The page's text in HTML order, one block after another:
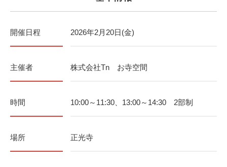
開催日程 2026年2月20日(金)
主催者 株式会社Tn お寺空間
時間 10:00～11:30、13:00～14:30 2部制
場所 正光寺